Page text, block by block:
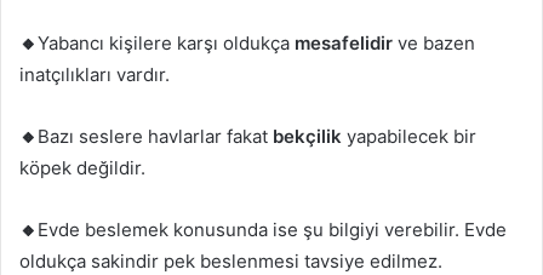
🔸Yabancı kişilere karşı oldukça mesafelidir ve bazen
inatçılıkları vardır.
🔸 Bazı seslere havlarlar fakat bekçilik yapabilecek bir
köpek değildir.
🔸 Evde beslemek konusunda ise şu bilgiyi verebilir. Evde
oldukça sakindir pek beslenmesi tavsiye edilmez.